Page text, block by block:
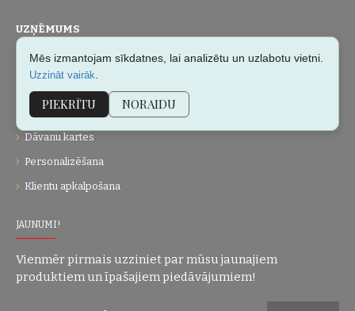
UZŅĒMUMS
Par mums
Vietnes karte
Dāvanu kartes
Personalizēšana
Klientu apkalpošana
JAUNUMI!
Vienmēr pirmais uzziniet par mūsu jaunajiem
produktiem un īpašajiem piedāvājumiem!
Mēs izmantojam sīkdatnes, lai analizētu un uzlabotu vietni.
Uzzināt vairāk
PIEKRĪTU NORAIDU